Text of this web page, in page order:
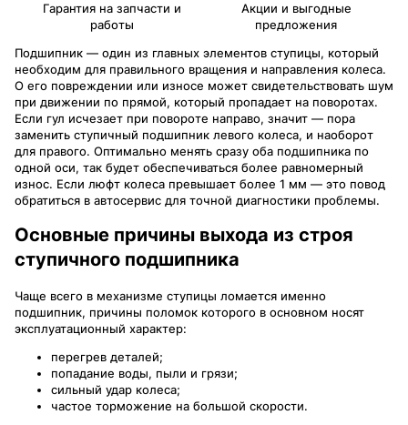
Гарантия на запчасти и
работы
Акции и выгодные
предложения
Подшипник — один из главных элементов ступицы, который
необходим для правильного вращения и направления колеса.
О его повреждении или износе может свидетельствовать шум
при движении по прямой, который пропадает на поворотах.
Если гул исчезает при повороте направо, значит — пора
заменить ступичный подшипник левого колеса, и наоборот
для правого. Оптимально менять сразу оба подшипника по
одной оси, так будет обеспечиваться более равномерный
износ. Если люфт колеса превышает более 1 мм — это повод
обратиться в автосервис для точной диагностики проблемы.
Основные причины выхода из строя
ступичного подшипника
Чаще всего в механизме ступицы ломается именно
подшипник, причины поломок которого в основном носят
эксплуатационный характер:
перегрев деталей;
попадание воды, пыли и грязи;
сильный удар колеса;
частое торможение на большой скорости.